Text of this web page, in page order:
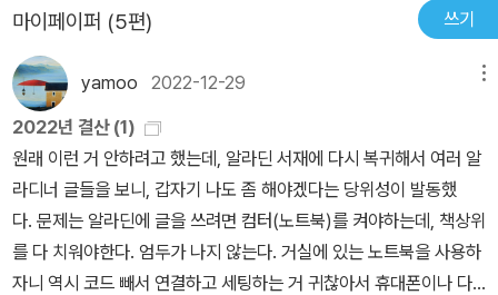
에 있다. 당신은 달리고 있고, 이미 오래전에 그 목표를 지나쳤지만 그
것을 모르고 있을 수도 있다. 심지어 당신은 그때가 언제였는지도 알
수가 없으며, 그것이 언제가 될지도 알아낼 수가 없다. 그래서 당신은
그냥 계속 달릴 뿐이다.˝그렇게 늘 달려가고 있다.늘 그렇게. 엄청난
거리를..끝도 없이.언제 다시 올지 모를,시간이 정지되는 ‘순간’을 위
해..‘모두들 봄몸살중이신가요? 실컷 앓으소서’장쌤이 보내온 톡을
보며... 어느새 현실과 꿈 사이 어딘가에 봄이 내려 앉았구나 싶다.무
거운 벽돌은 자꾸 내려놓고가뿐한 발걸음으로 미소 잃지 말고가볍게
~ 넉넉하게~봄날을 누벼야지..
이다. 중역은 한 개의 필터 대신 두 개의 필터를 끼고 세계를 조망한다
는 한계를 안고 있다. 즉 중역본을 읽을 때 우리가 읽는 것은 누구도
완벽하게 생략되지 않은 세 명(혹은 그 이상의) 저자다. 그럼에도 이
처럼 원전 번역을 읽기가 어려운 수준이라면 중역을 어쩔 수 없이 선
택하게 될 터이다.이 소설에서 파비치는 17세기의 레안드로스와 20
세기의 헤로의 사랑 이야기를 그린다. 그리스 신화에서 비극적 사랑
의 주인공에게서 이름을 따온 두 주인공은 각자의 비극적 사랑으로,
그 끝의 뒤바뀐 죽음(즉 레안드로서는 헤로의 방식으로 죽고, 헤로는
레안드로스의 방식으로 죽는다)으로 이어져 있다. 그러나 이 환상적
마이페이퍼 (5편) 쓰기
yamoo 2022-12-29
2022년 결산 (1)
원래 이런 거 안하려고 했는데, 알라딘 서재에 다시 복귀해서 여러 알
라디너 글들을 보니, 갑자기 나도 좀 해야겠다는 당위성이 발동했
다. 문제는 알라딘에 글을 쓰려면 컴터(노트북)를 켜야하는데, 책상위
를 다 치워야한다. 엄두가 나지 않는다. 거실에 있는 노트북을 사용하
자니 역시 코드 빼서 연결하고 세팅하는 거 귀찮아서 휴대폰이나 다